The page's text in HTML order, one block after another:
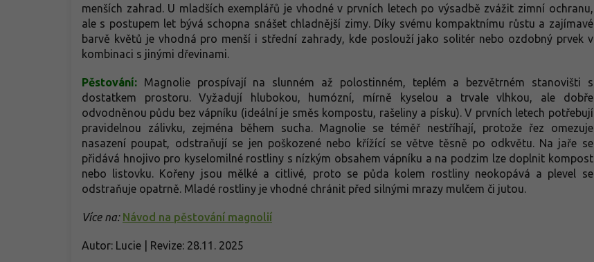
menších zahrad. U mladších exemplářů je vhodné v prvních letech po výsadbě zvážit zimní ochranu,
ale s postupem let bývá schopna snášet chladnější zimy. Díky svému kompaktnímu růstu a zajímavé
barvě květů je vhodná pro menší i střední zahrady, kde poslouží jako solitér nebo ozdobný prvek v
kombinaci s jinými dřevinami.
Pěstování:
Magnolie prospívají na slunném až polostinném, teplém a bezvětrném stanovišti s
dostatkem prostoru. Vyžadují hlubokou, humózní, mírně kyselou a trvale vlhkou, ale dobře
odvodněnou půdu bez vápníku (ideální je směs kompostu, rašeliny a písku). V prvních letech potřebují
pravidelnou zálivku, zejména během sucha. Magnolie se téměř nestříhají, protože řez omezuje
nasazení poupat, odstraňují se jen poškozené nebo křížící se větve těsně po odkvětu. Na jaře se
přidává hnojivo pro kyselomilné rostliny s nízkým obsahem vápníku a na podzim lze doplnit kompost
nebo listovku. Kořeny jsou mělké a citlivé, proto se půda kolem rostliny neokopává a plevel se
odstraňuje opatrně. Mladé rostliny je vhodné chránit před silnými mrazy mulčem či jutou.
Více na: Návod na pěstování magnolií
Autor: Lucie | Revize: 28.11. 2025